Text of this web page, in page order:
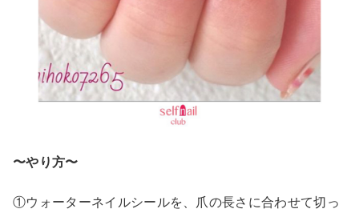
〜やり方〜
①ウォーターネイルシールを、爪の長さに合わせて切っ